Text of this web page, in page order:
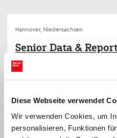
Diese Webseite verwendet
Wir verwenden Cookies, um
personalisieren, Funktionen
Hannover, Niedersachsen
Senior Data &
(m/w/d)